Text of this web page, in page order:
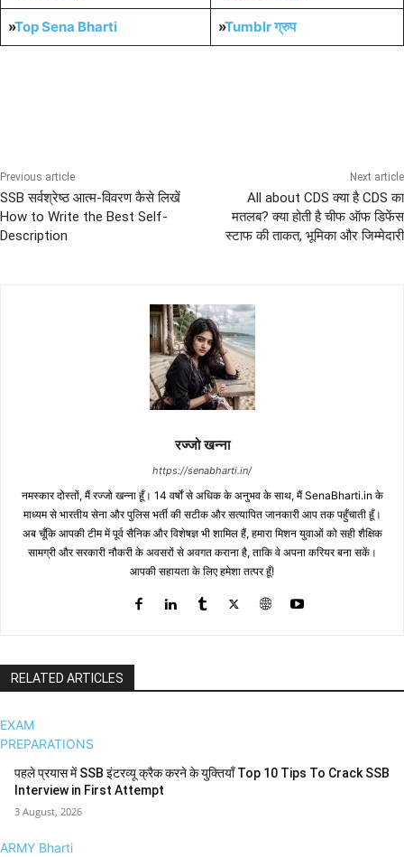
»Top Sena Bharti »Tumblrग्रुप
Previous article
SSB सर्वश्रेष्ठ आत्म-विवरण कैसे लिखें
How to Write the Best Self-
Description
Next article
All about CDS क्या है CDS का
मतलब? क्या होती है चीफ ऑफ डिफेंस
स्टाफ की ताकत, भूमिका और जिम्मेदारी
रज्जो खन्ना
https://senabharti.in/
नमस्कार दोस्तों, मैं रज्जो खन्ना हूँ। 14 वर्षों से अधिक के अनुभव के साथ, मैं SenaBharti.in के
माध्यम से भारतीय सेना और पुलिस भर्ती की सटीक और सत्यापित जानकारी आप तक पहुँचाती हूँ।
अब चूँकि आपकी टीम में पूर्व सैनिक और विशेषज्ञ भी शामिल हैं, हमारा मिशन युवाओं को सही शैक्षिक
सामग्री और सरकारी नौकरी के अवसरों से अवगत कराना है, ताकि वे अपना करियर बना सकें।
आपकी सहायता के लिए हमेशा तत्पर हूँ!
RELATED ARTICLES
EXAM
PREPARATIONS
पहले प्रयास में SSB इंटरव्यू क्रैक करने के युक्तियाँ Top 10 Tips To Crack SSB
Interview in First Attempt
3 August, 2026
ARMY Bharti